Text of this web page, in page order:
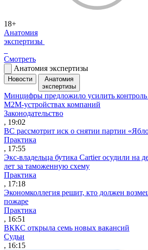
18+
Анатомия
экспертизы
Смотреть
Анатомия экспертизы
Новости
Анатомия
экспертизы
Минцифры предложило усилить контроль
M2M-устройствах компаний
Законодательство
, 19:02
ВС рассмотрит иск о снятии партии
Практика
, 17:55
Экс-владельца бутика Cartier осудили на
лет за таможенную схему
Практика
, 17:18
Экономколлегия решит, кто должен
пожаре
Практика
, 16:51
ВККС открыла семь новых вакансий
Судьи
, 16:15